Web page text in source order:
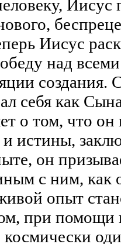
Иисус
Иисус
над
создания.
себя как
о том, что
и истины,
он
с ним,
опыт
при помощи